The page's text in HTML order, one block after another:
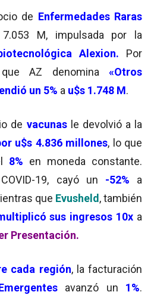
de Enfermedades Raras
M, impulsada por la
Alexion. Por
AZ denomina «Otros
un 5% a u$s 1.748 M.
de vacunasle devolvió a la
u$s 4.836 millones, lo que
8% en moneda constante.
19, cayó un -52% a
que Evusheld , también
sus ingresos 10x a
Presentación.
cada región, la facturación
avanzó un 1%.